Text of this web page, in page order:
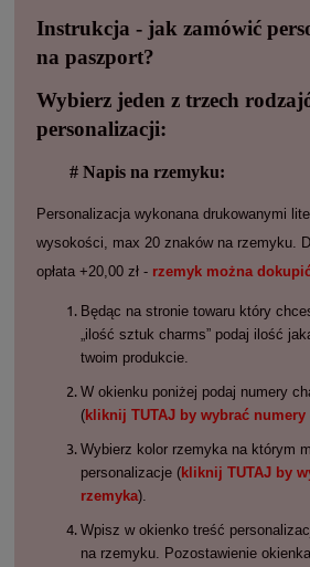
Instrukcja - jak zamówić
na paszport?
Wybierz jeden z trzech
personalizacji:
# Napis na rzemyku:
Personalizacja wykonana drukowanymi
wysokości, max 20 znaków na rzemyku.
opłata +20,00 zł - rzemyk można
Będąc na stronie towaru który
„ilość sztuk charms” podaj ilość
twoim produkcie.
W okienku poniżej podaj numery
(kliknij TUTAJ by wybrać numery
Wybierz kolor rzemyka na którym
personalizacje (kliknij TUTAJ by
rzemyka).
Wpisz w okienko treść
na rzemyku. Pozostawienie